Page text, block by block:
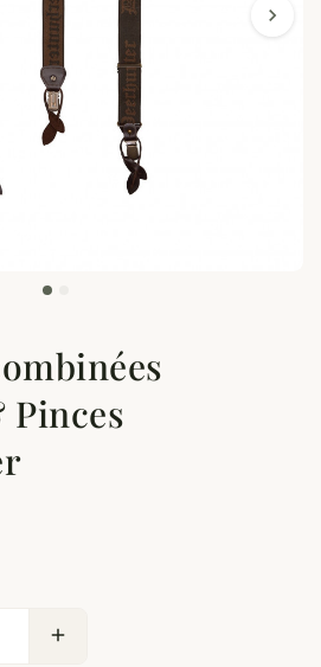
zoom_out_map
chevron_right
add